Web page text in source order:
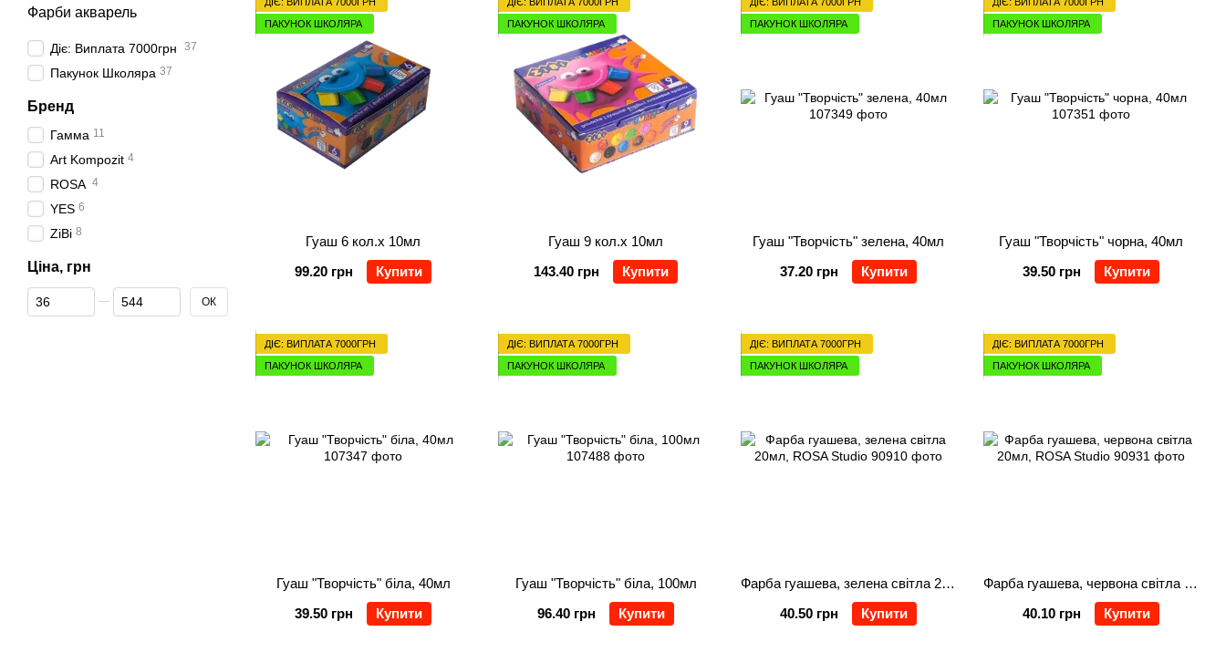
ПАКУНОК ШКОЛЯРА
Гуаш 6 кол.х 10мл
99.20 грн
Купити
ПАКУНОК ШКОЛЯРА
Гуаш 9 кол.х 10мл
143.40 грн
Купити
ПАКУНОК ШКОЛЯРА
Гуаш "Творчість" зелена, 40мл
37.20 грн
Купити
ПАКУНОК ШКОЛЯРА
Гуаш "Творчість" чорна, 40мл
39.50 грн
Купити
ДІЄ: ВИПЛАТА 7000ГРН
ПАКУНОК ШКОЛЯРА
Гуаш "Творчість" біла, 40мл
39.50 грн
Купити
ДІЄ: ВИПЛАТА 7000ГРН
ПАКУНОК ШКОЛЯРА
Гуаш "Творчість" біла, 100мл
96.40 грн
Купити
ДІЄ: ВИПЛАТА 7000ГРН
ПАКУНОК ШКОЛЯРА
Фарба гуашева, зелена світла 20мл, ROSA Studio
40.50 грн
Купити
ДІЄ: ВИПЛАТА 7000ГРН
ПАКУНОК ШКОЛЯРА
Фарба гуашева, червона світла 20мл, ROSA Studio
40.10 грн
Купити
Фарби акварель
Діє: Виплата 7000грн 37
Пакунок Школяра 37
Бренд
Гамма 11
Art Kompozit 4
ROSA 4
YES 6
ZiBi 8
Ціна, грн
Від Ціна, грн
До Ціна, грн ОК